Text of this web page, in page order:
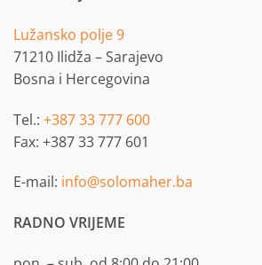
Lužansko polje 9
71210 Ilidža – Sarajevo
Bosna i Hercegovina
Tel.: +387 33 777 600
Fax: +387 33 777 601
E-mail: info@solomaher.ba
RADNO VRIJEME